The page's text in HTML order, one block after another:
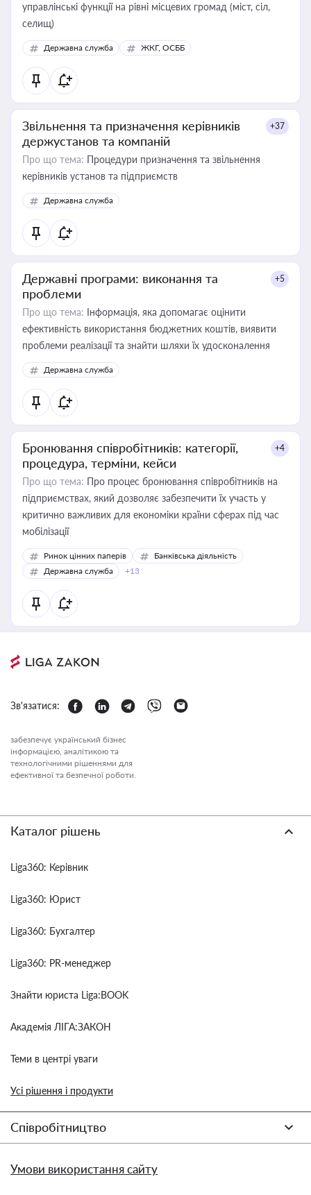
управлінські функції на рівні місцевих громад (міст, сіл,
селищ)
Державна служба ЖКГ, ОСББ
Звільнення та призначення керівників
держустанов та компаній
+37
Про що тема: Процедури призначення та звільнення
керівників установ та підприємств
Державна служба
Державні програми: виконання та
проблеми
+5
Про що тема: Інформація, яка допомагає оцінити
ефективність використання бюджетних коштів, виявити
проблеми реалізації та знайти шляхи їх удосконалення
Державна служба
Бронювання співробітників: категорії,
процедура, терміни, кейси
+4
Про що тема: Про процес бронювання співробітників на
підприємствах, який дозволяє забезпечити їх участь у
критично важливих для економіки країни сферах під час
мобілізації
Ринок цінних паперів
Банківська діяльність
Державна служба
+13
Зв'язатися:
забезпечує український бізнес
інформацією, аналітикою та
технологічними рішеннями для
ефективної та безпечної роботи.
Каталог рішень
Liga360: Керівник
Liga360: Юрист
Liga360: Бухгалтер
Liga360: PR-менеджер
Знайти юриста Liga:BOOK
Академія ЛІГА:ЗАКОН
Теми в центрі уваги
Усі рішення і продукти
Співробітництво
Умови використання сайту